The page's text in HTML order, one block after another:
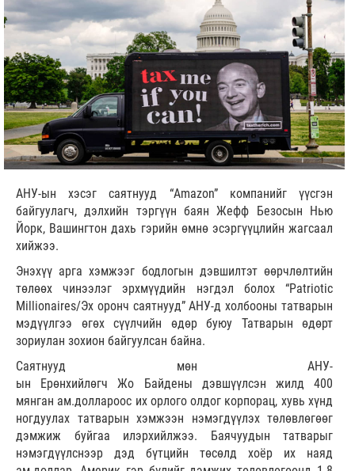
АНУ-ын хэсэг саятнууд “Amazon” компанийг үүсгэн
байгуулагч, дэлхийн тэргүүн баян Жефф Безосын Нью
Йорк, Вашингтон дахь гэрийн өмнө эсэргүүцлийн жагсаал
хийжээ.
Энэхүү арга хэмжээг бодлогын дэвшилтэт өөрчлөлтийн
төлөөх чинээлэг эрхмүүдийн нэгдэл болох “Patriotic
Millionaires/Эх оронч саятнууд” АНУ-д холбооны татварын
мэдүүлгээ өгөх сүүлчийн өдөр буюу Татварын өдөрт
зориулан зохион байгуулсан байна.
Саятнууд мөн АНУ-
ын Ерөнхийлөгч Жо Байдены дэвшүүлсэн жилд 400
мянган ам.доллароос их орлого олдог корпорац, хувь хүнд
ногдуулах татварын хэмжээн нэмэгдүүлэх төлөвлөгөөг
дэмжиж буйгаа илэрхийлжээ. Баячуудын татварыг
нэмэгдүүлснээр дэд бүтцийн төсөлд хоёр их наяд